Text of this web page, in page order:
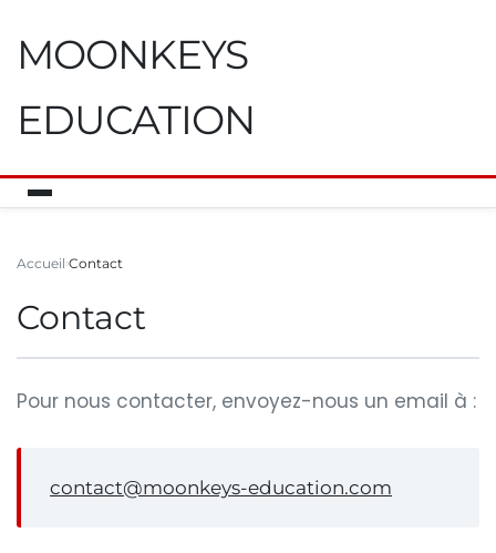
MOONKEYS
EDUCATION
Accueil Contact
Contact
Pour nous contacter, envoyez-nous un email à :
contact@moonkeys-education.com